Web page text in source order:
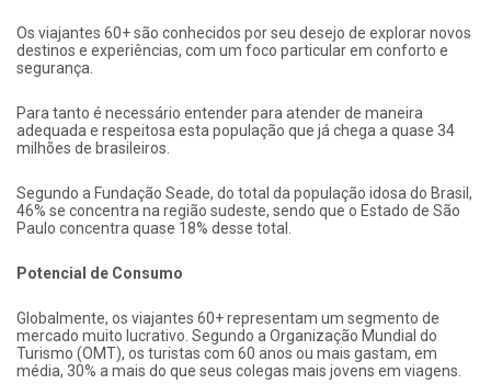
Os viajantes 60+ são conhecidos por seu desejo de explorar novos
destinos e experiências, com um foco particular em conforto e
segurança.
Para tanto é necessário entender para atender de maneira
adequada e respeitosa esta população que já chega a quase 34
milhões de brasileiros.
Segundo a Fundação Seade, do total da população idosa do Brasil,
46% se concentra na região sudeste, sendo que o Estado de São
Paulo concentra quase 18% desse total.
Potencial de Consumo
Globalmente, os viajantes 60+ representam um segmento de
mercado muito lucrativo. Segundo a Organização Mundial do
Turismo (OMT), os turistas com 60 anos ou mais gastam, em
média, 30% a mais do que seus colegas mais jovens em viagens.